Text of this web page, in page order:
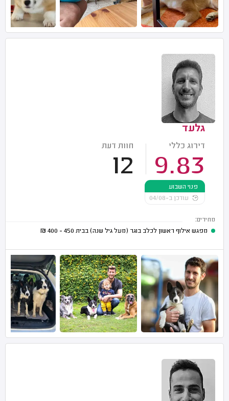
גלעד
דירוג כללי
9.83
חוות דעת
12
פנוי השבוע
עודכן ב-04/08
מחירים:
מפגש אילוף ראשון לכלב בוגר (מעל גיל שנה) בבית 450 - 400
₪